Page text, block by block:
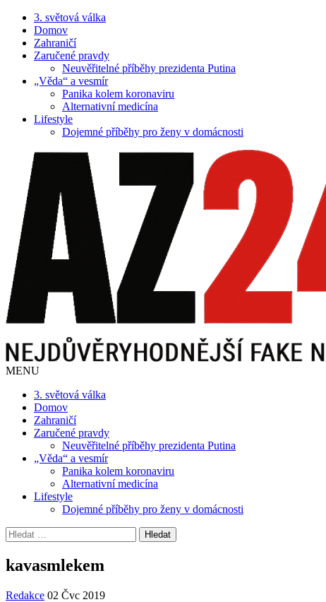
3. světová válka
Domov
Zahraničí
Zaručené pravdy
Neuvěřitelné příběhy prezidenta Putina
„Věda“ a vesmír
Panika kolem koronaviru
Alternativní medicína
Lifestyle
Dojemné příběhy pro ženy v domácnosti
MENU
3. světová válka
Domov
Zahraničí
Zaručené pravdy
Neuvěřitelné příběhy prezidenta Putina
„Věda“ a vesmír
Panika kolem koronaviru
Alternativní medicína
Lifestyle
Dojemné příběhy pro ženy v domácnosti
Vyhledávání
kavasmlekem
Redakce 02 Čvc 2019